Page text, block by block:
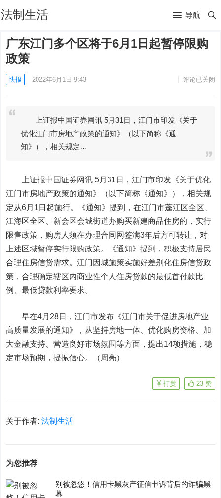
法制生活 导航
广东江门多个区将于6月1日起暂停限购
政策
快报 2022年6月1日 9:43 评论已关闭
上证报中国证券网讯 5月31日，江门市印发《关于
优化江门市房地产政策的通知》（以下简称《通
知》），相关规定…
上证报中国证券网讯 5月31日，江门市印发《关于优化
江门市房地产政策的通知》（以下简称《通知》），相关规
定从6月1日起施行。《通知》提到，在江门市蓬江区全区、
江海区全区、新会区会城街道办购买新建商品住房的，实行
限售政策，购房人须在办理合同网签满3年后方可转让，对
上述区域暂停实行限购政策。《通知》提到，积极支持居民
合理住房信贷需求。江门因城施策实施好差别化住房信贷政
策，合理确定辖区内商业性个人住房贷款的最低首付款比
例、最低贷款利率要求。
早在4月28日，江门市发布《江门市关于促进房地产业
高质量发展的通知》，从坚持房地一体、优化购房资格、加
大金融支持、营造良好市场氛围等方面，提出14项措施，稳
定市场预期，提振信心。（周亮）
23 赞
打赏
关于作者:法制生活
为您推荐
别被忽悠！信用卡黑灰产征信申诉背后的诈骗黑
幕